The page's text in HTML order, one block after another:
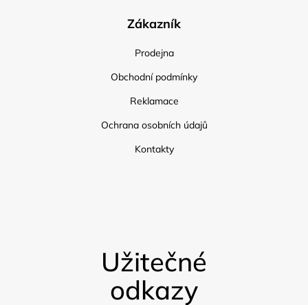
Zákazník
Prodejna
Obchodní podmínky
Reklamace
Ochrana osobních údajů
Kontakty
Užitečné
odkazy